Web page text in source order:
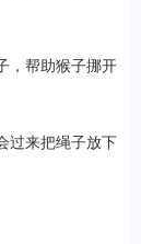
，帮助猴子挪开
过来把绳子放下